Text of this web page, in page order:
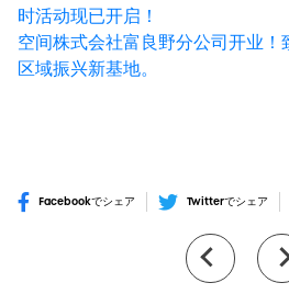
时活动现已开启！
空间株式会社富良野分公司开业！
区域振兴新基地。
Facebookでシェア Twitterでシェア